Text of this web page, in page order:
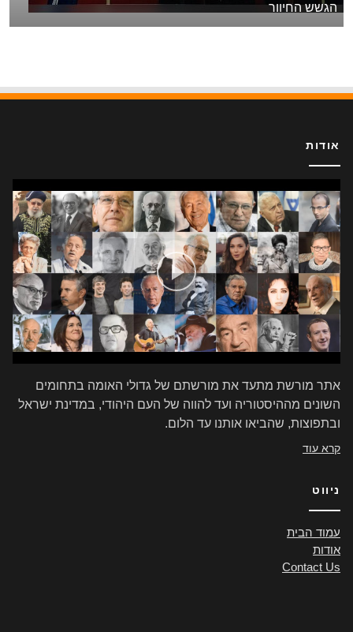
הגשש החיוור
אודות
אתר מורשת מתעד את מורשתם של גדולי האומה בתחומים
השונים מההיסטוריה ועד להווה של העם היהודי, במדינת ישראל
ובתפוצות, שהביאו אותנו עד הלום.
קרא עוד
ניווט
עמוד הבית
אודות
Contact Us